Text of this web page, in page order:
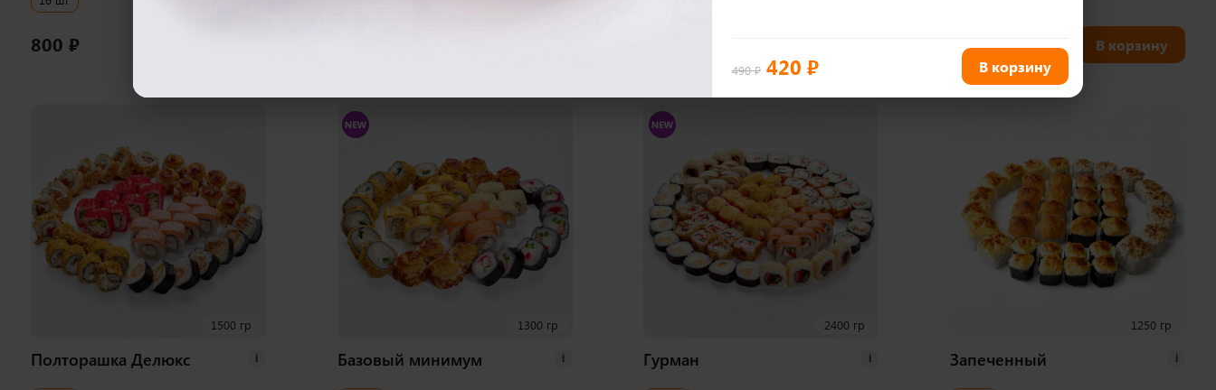
800 ₽ 1 690₽ В корзину
1500 гр
Полторашка Делюкс i
1300 гр
Базовый минимум i
2400 гр
Гурман i
1250 гр
Запеченный i
490 ₽ 420 ₽ В корзину